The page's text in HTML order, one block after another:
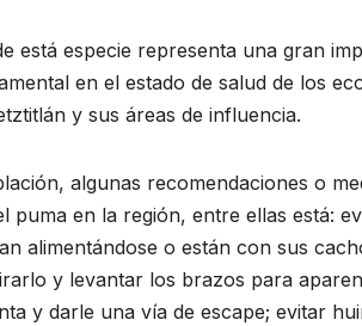
está especie representa una gran
en el estado de salud de los
y sus áreas de influencia.
algunas recomendaciones o
puma en la región, entre ellas está:
alimentándose o están con sus
y levantar los brazos para
y darle una vía de escape; evitar